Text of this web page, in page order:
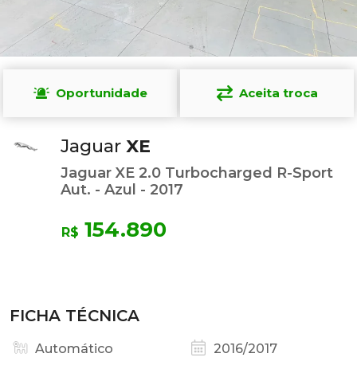
Oportunidade Aceita troca
Jaguar XE
Jaguar XE 2.0 Turbocharged R-Sport
Aut. - Azul - 2017
R$ 154.890
FICHA TÉCNICA
Automático 2016/2017